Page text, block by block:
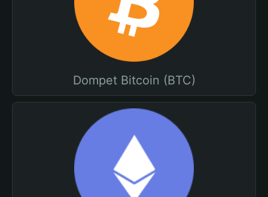
Dompet Bitcoin (BTC)